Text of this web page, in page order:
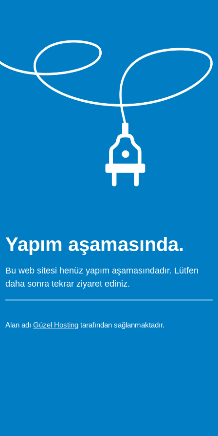
Yapım aşamasında.
Bu web sitesi henüz yapım aşamasındadır. Lütfen
daha sonra tekrar ziyaret ediniz.
Alan adıGüzel Hosting tarafından sağlanmaktadır.